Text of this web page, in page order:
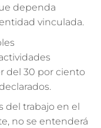
dependa
vinculada.
del 30 por ciento
trabajo en el
no se entenderá